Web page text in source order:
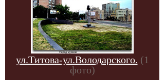
ул.Титова-ул.Володарского. (1
фото)